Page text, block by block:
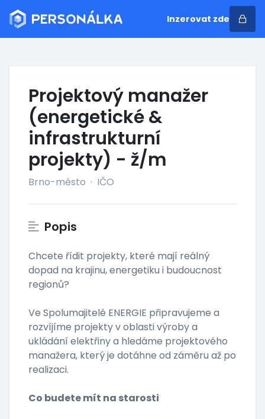
Inzerovat zde
Projektový manažer
(energetické &
infrastrukturní
projekty) - ž/m
Brno-město · IČO
Popis
Chcete řídit projekty, které mají reálný
dopad na krajinu, energetiku i budoucnost
regionů?
Ve Spolumajitelé ENERGIE připravujeme a
rozvíjíme projekty v oblasti výroby a
ukládání elektřiny a hledáme projektového
manažera, který je dotáhne od záměru až po
realizaci.
Co budete mít na starosti